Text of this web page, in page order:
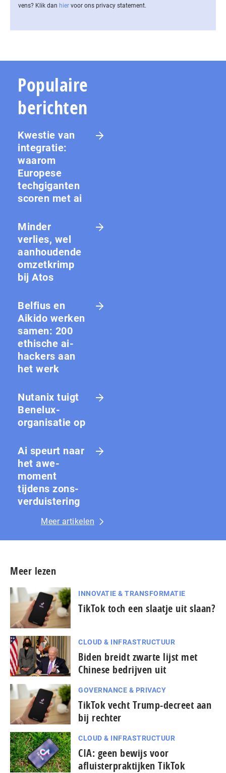
vens? Klik dan hier voor ons privacy statement.
Populaire
berichten
Kwestie van
integratie:
waarom
Europese
techgiganten
scoren met ai
Minder
verlies, wel
aanhoudende
omzetkrimp
bij Atos
Belfius en
Aikido werken
samen: 200
ethische ai-
hackers aan
het werk
Nutanix tuigt
Benelux-
organisatie op
Ai speurt naar
het awe-
moment
tijdens zons­
ver­duis­te­ring
Meer artikelen
Meer lezen
INNOVATIE & TRANSFORMATIE
TikTok toch een slaatje uit slaan?
CLOUD & INFRASTRUCTUUR
Biden breidt zwarte lijst met
Chinese bedrijven uit
GOVERNANCE & PRIVACY
TikTok vecht Trump-decreet aan
bij rechter
CLOUD & INFRASTRUCTUUR
CIA: geen bewijs voor
afluisterpraktijken TikTok